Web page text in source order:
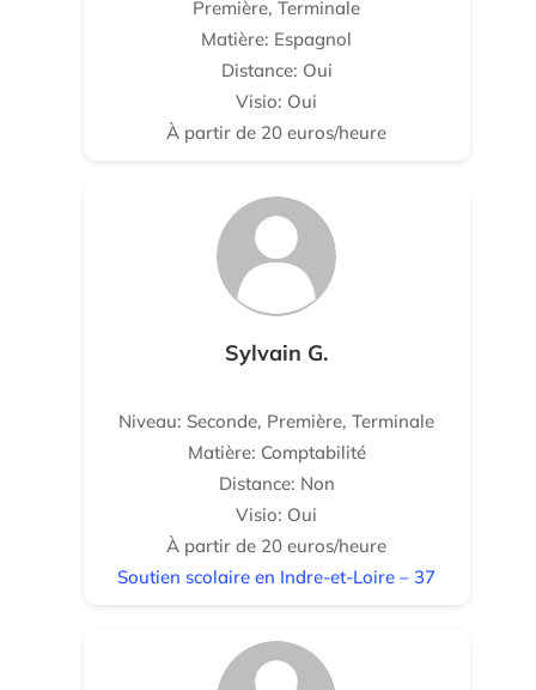
Première, Terminale
Matière: Espagnol
Distance: Oui
Visio: Oui
À partir de 20 euros/heure
Sylvain G.
Niveau: Seconde, Première, Terminale
Matière: Comptabilité
Distance: Non
Visio: Oui
À partir de 20 euros/heure
Soutien scolaire en Indre-et-Loire – 37